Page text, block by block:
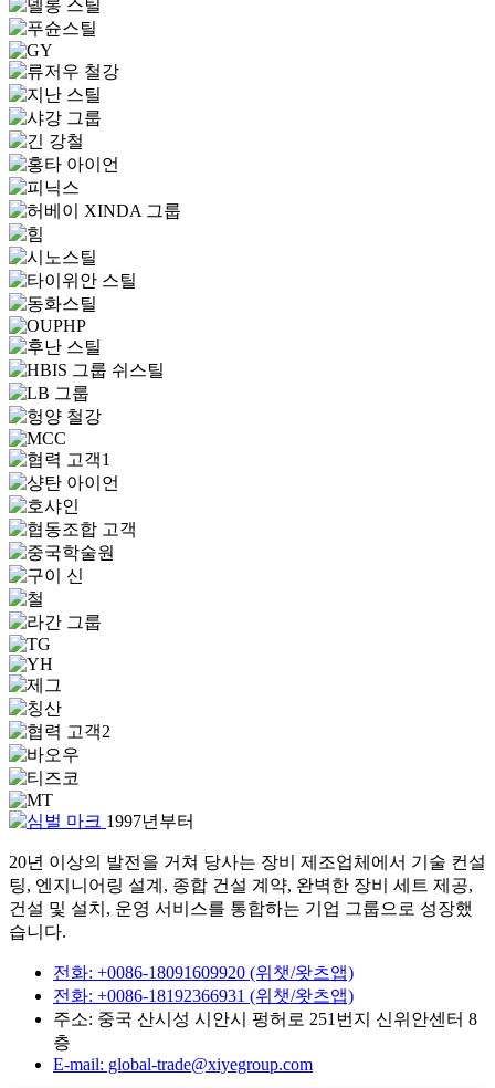
1997년부터
20년 이상의 발전을 거쳐 당사는 장비 제조업체에서 기술 컨설
팅, 엔지니어링 설계, 종합 건설 계약, 완벽한 장비 세트 제공,
건설 및 설치, 운영 서비스를 통합하는 기업 그룹으로 성장했
습니다.
전화: +0086-18091609920 (위챗/왓츠앱)
전화: +0086-18192366931 (위챗/왓츠앱)
주소: 중국 산시성 시안시 펑허로 251번지 신위안센터 8
층
E-mail: global-trade@xiyegroup.com